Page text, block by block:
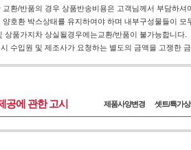
환/반품의 경우 상품반송비용은 고객님께서 부담하
호환 박스상태를 유지하여야 하며 내부구성물들이 모
상품가지차 상실될경우에는교환/반품이 불가능합니다.
수입원 및 제조사가 요청하는 별도의 금액을 고쟁한
공에 관한 고시 제품사양변경 셋트/특가